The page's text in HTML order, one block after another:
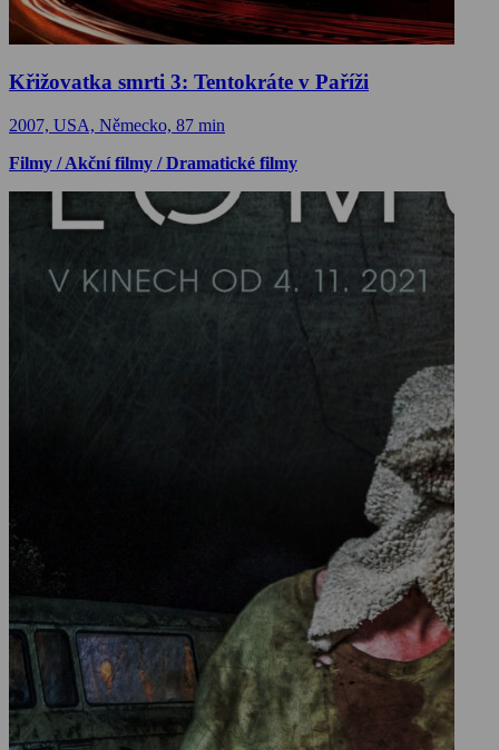
Křižovatka smrti 3: Tentokráte v Paříži
2007, USA, Německo, 87 min
Filmy / Akční filmy / Dramatické filmy